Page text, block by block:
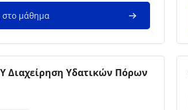
στο μάθημα
Διαχείρηση Υδατικών Πόρων